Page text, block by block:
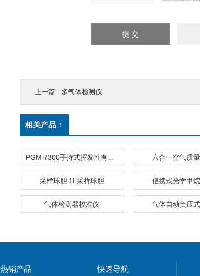
上一篇 : 多气体检测仪
相关产品：
六合一空气质
采样球胆 1L采样球胆 便携式光学甲
气体检测器校准仪 气体自动负压
热销产品 快速导航